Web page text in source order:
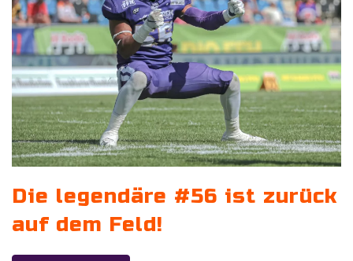
Die legendäre #56 ist zurück
auf dem Feld!